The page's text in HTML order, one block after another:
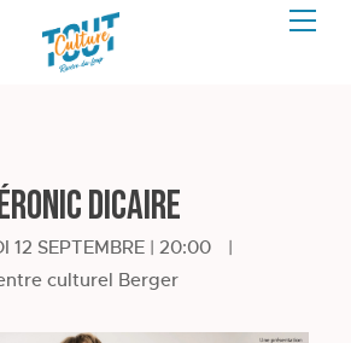
DiCaire
12 SEPTEMBRE | 20:00
|
culturel Berger